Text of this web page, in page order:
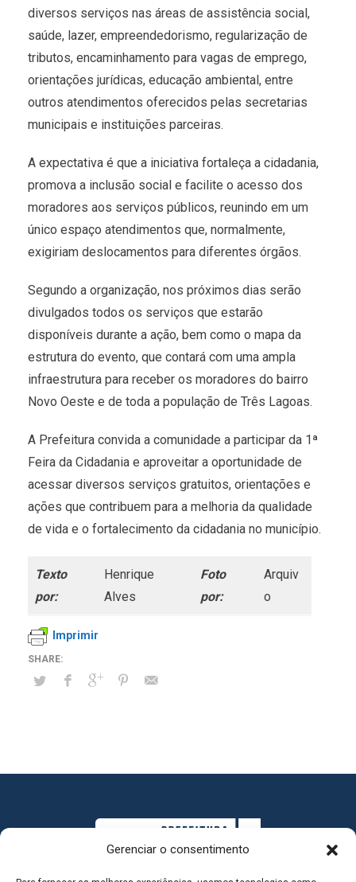
Gerenciar o consentimento
diversos serviços nas áreas de assistência social,
saúde, lazer, empreendedorismo, regularização de
tributos, encaminhamento para vagas de emprego,
orientações jurídicas, educação ambiental, entre
outros atendimentos oferecidos pelas secretarias
municipais e instituições parceiras.
A expectativa é que a iniciativa fortaleça a cidadania,
promova a inclusão social e facilite o acesso dos
moradores aos serviços públicos, reunindo em um
único espaço atendimentos que, normalmente,
exigiriam deslocamentos para diferentes órgãos.
Segundo a organização, nos próximos dias serão
divulgados todos os serviços que estarão
disponíveis durante a ação, bem como o mapa da
estrutura do evento, que contará com uma ampla
infraestrutura para receber os moradores do bairro
Novo Oeste e de toda a população de Três Lagoas.
A Prefeitura convida a comunidade a participar da 1ª
Feira da Cidadania e aproveitar a oportunidade de
acessar diversos serviços gratuitos, orientações e
ações que contribuem para a melhoria da qualidade
de vida e o fortalecimento da cidadania no município.
Texto
por:
Henrique
Alves
Foto
por:
Arquiv
o
Imprimir